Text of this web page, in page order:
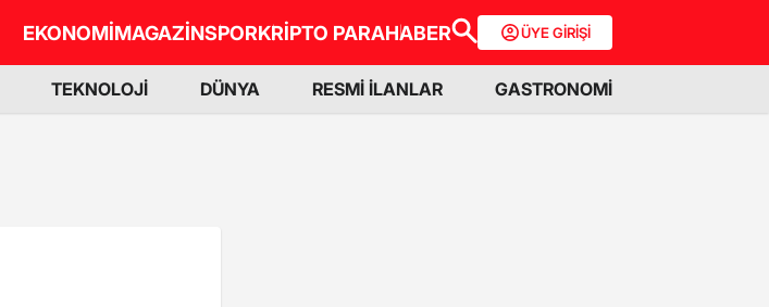
EKONOMİMAGAZİNSPORKRİPTO PARAHABER ÜYE GİRİŞİ
TEKNOLOJİ DÜNYA RESMİ İLANLAR GASTRONOMİ